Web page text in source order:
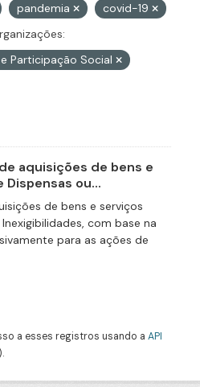
pandemia
covid-19
Participação Social
aquisições de bens e
ou...
de bens e serviços
com base na
para as ações de
a esses registros usando a API
).